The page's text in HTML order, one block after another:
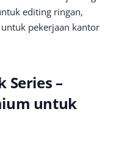
editing ringan,
pekerjaan kantor
Series –
untuk